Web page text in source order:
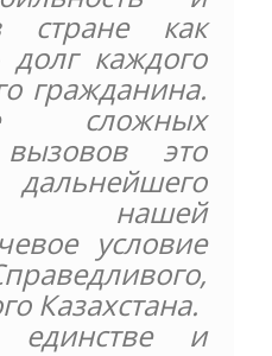
стране как
каждого
гражданина.
это
нашей
условие
Казахстана.
и